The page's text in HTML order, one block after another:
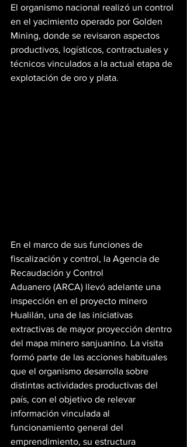
El organismo nacional realizó un control
en el yacimiento operado por Golden
Mining, donde se revisaron aspectos
productivos, logísticos, contractuales y
técnicos vinculados a la actual etapa de
explotación de oro y plata.
En el marco de sus funciones de
fiscalización y control, la Agencia de
Recaudación y Control
Aduanero (ARCA) llevó adelante una
inspección en el proyecto minero
Hualilán, una de las iniciativas
extractivas de mayor proyección dentro
del mapa minero sanjuanino. La visita
formó parte de las acciones habituales
que el organismo desarrolla sobre
distintas actividades productivas del
país, con el objetivo de relevar
información vinculada al
funcionamiento general del
emprendimiento, su estructura